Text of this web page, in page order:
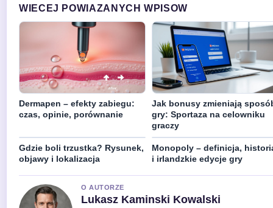
WIECEJ POWIAZANYCH WPISOW
Dermapen – efekty zabiegu:
czas, opinie, porównanie
Jak bonusy zmieniają
gry: Sportaza na celowniku
graczy
Gdzie boli trzustka? Rysunek,
objawy i lokalizacja
Monopoly – definicja,
i irlandzkie edycje gry
O AUTORZE
Lukasz Kaminski Kowalski